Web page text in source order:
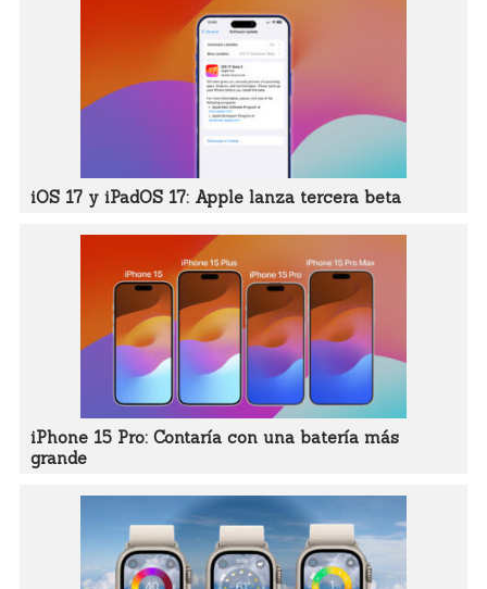
iOS 17 y iPadOS 17: Apple lanza tercera beta
iPhone 15 Pro: Contaría con una batería más
grande